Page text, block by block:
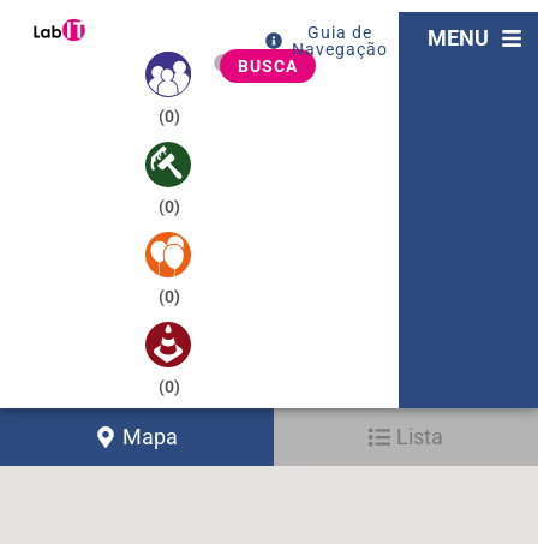
(0)
(0)
(0)
(0)
BUSCA
Guia de
Navegação
MENU
Mapa Lista